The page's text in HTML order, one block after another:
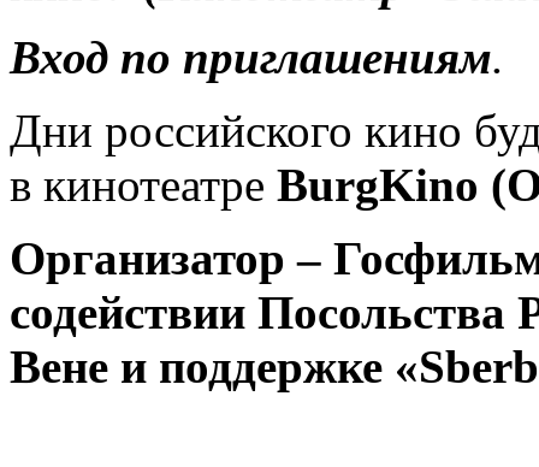
Вход по приглашениям.
Дни российского кино
в кинотеатре BurgKino
Организатор –
содействии
Вене и поддержке